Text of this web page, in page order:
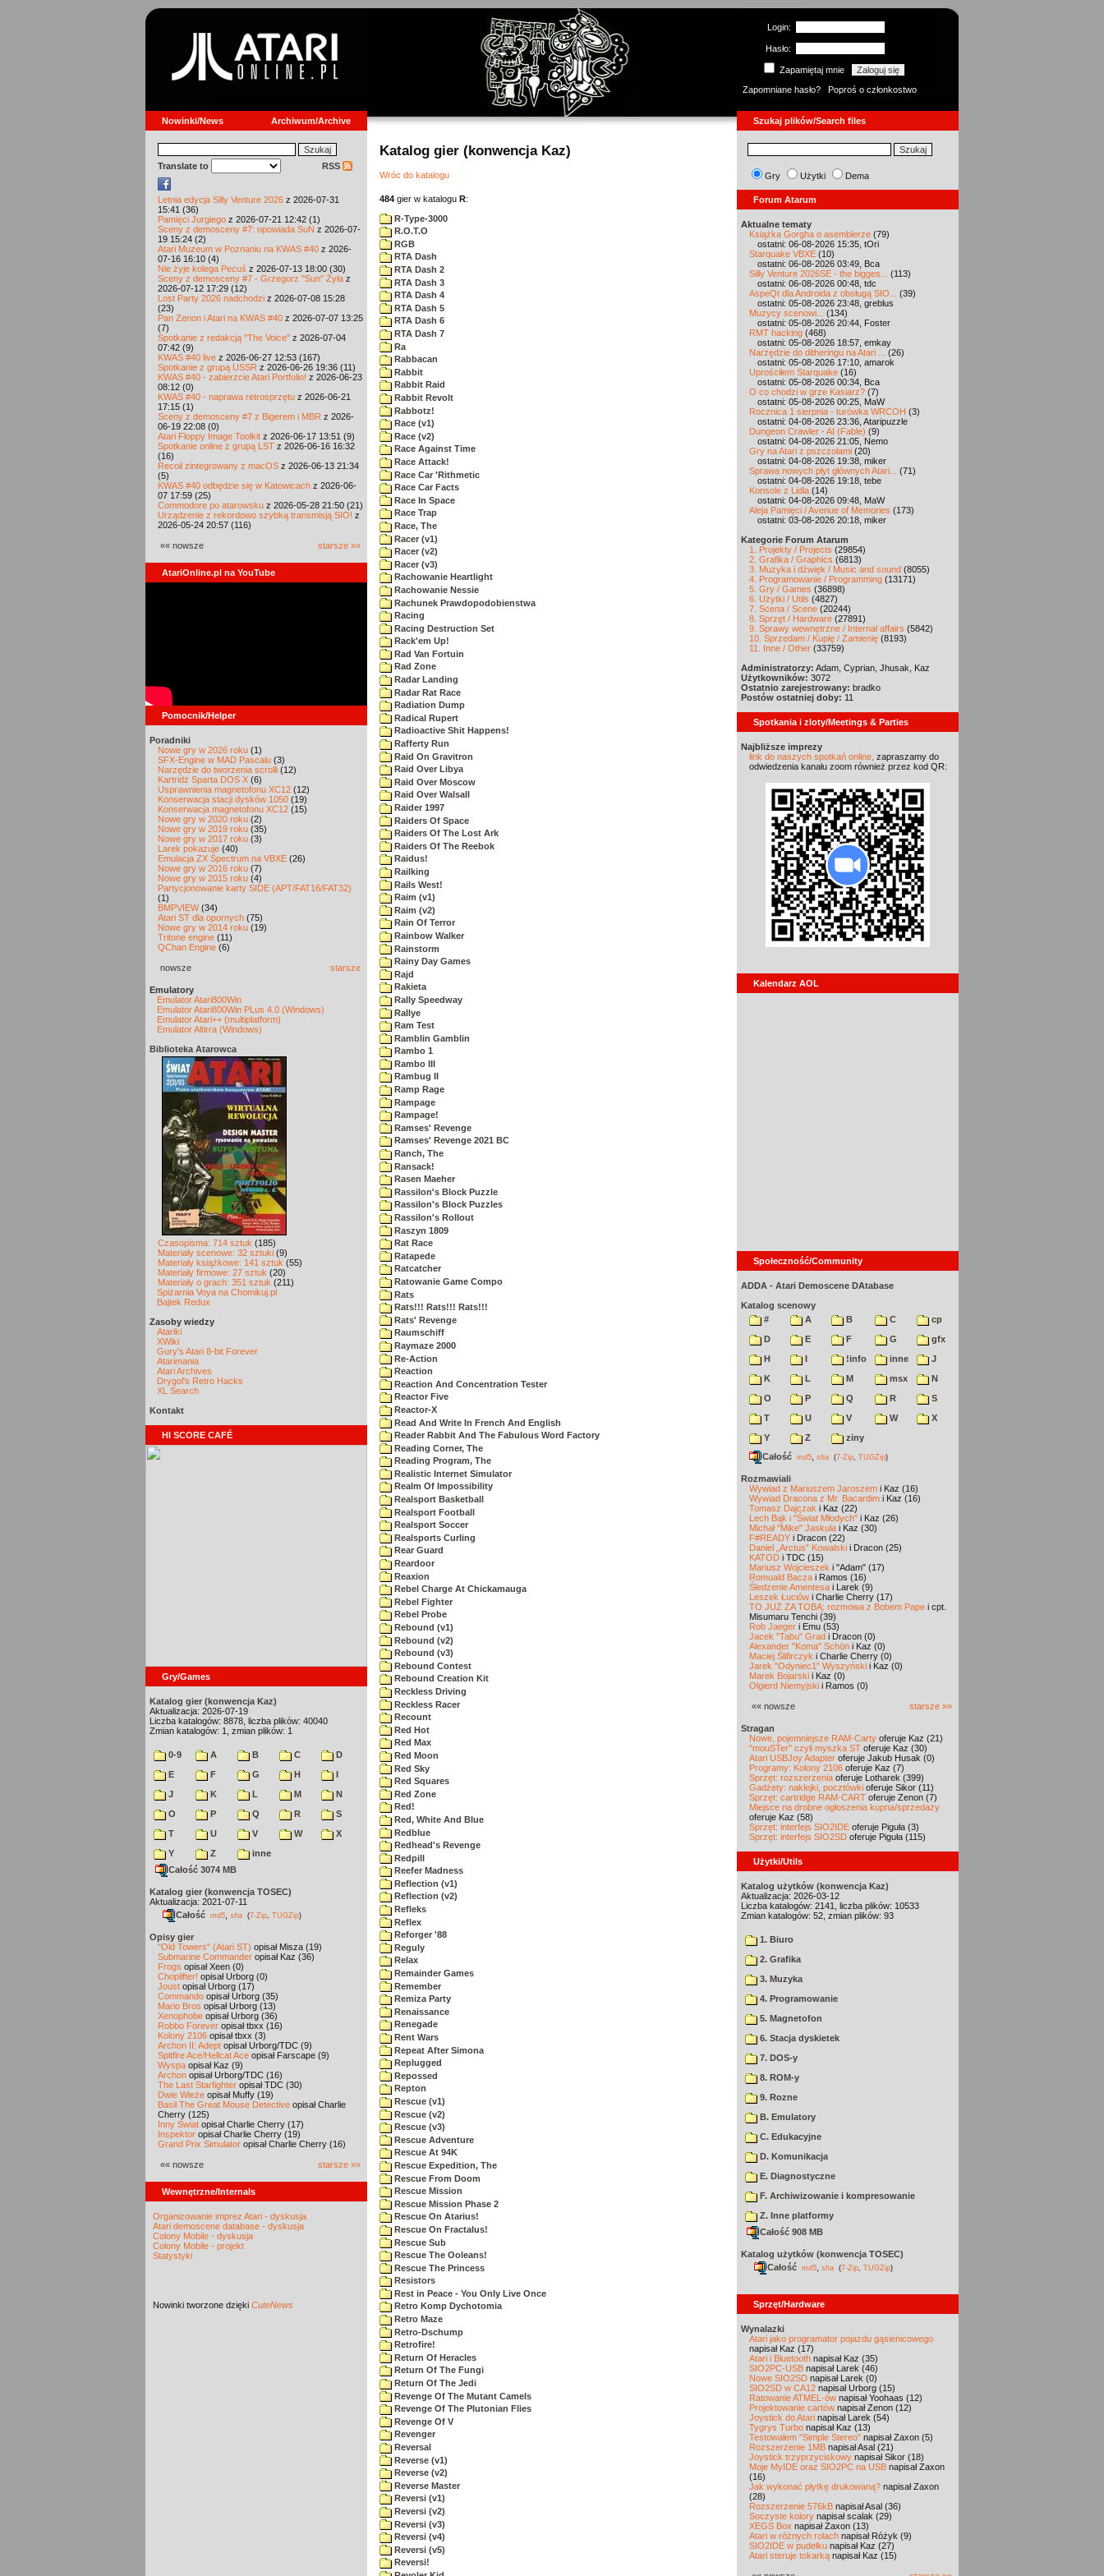
Login:
Hasło:
Zapamiętaj mnie
Zapomniane hasło?
Poproś o członkostwo
Nowinki/News Archiwum/Archive Szukaj plików/Search files
Translate to RSS
Letnia edycja Silly Venture 2026 z 2026-07-31
15:41 (36)
Pamięci Jurgiego z 2026-07-21 12:42 (1)
Sceny z demosceny #7: opowiada SuN z 2026-07-
19 15:24 (2)
Atari Muzeum w Poznaniu na KWAS #40 z 2026-
07-16 16:10 (4)
Nie żyje kolega Pecuś z 2026-07-13 18:00 (30)
Sceny z demosceny #7 - Grzegorz "Sun" Żyła z
2026-07-12 17:29 (12)
Lost Party 2026 nadchodzi z 2026-07-08 15:28
(23)
Pan Zenon i Atari na KWAS #40 z 2026-07-07 13:25
(7)
Spotkanie z redakcją "The Voice" z 2026-07-04
07:42 (9)
KWAS #40 live z 2026-06-27 12:53 (167)
Spotkanie z grupą USSR z 2026-06-26 19:36 (11)
KWAS #40 - zabierzcie Atari Portfolio! z 2026-06-23
08:12 (0)
KWAS #40 - naprawa retrosprzętu z 2026-06-21
17:15 (1)
Sceny z demosceny #7 z Bigerem i MBR z 2026-
06-19 22:08 (0)
Atari Floppy Image Toolkit z 2026-06-17 13:51 (9)
Spotkanie online z grupą LST z 2026-06-16 16:32
(16)
Recoil zintegrowany z macOS z 2026-06-13 21:34
(5)
KWAS #40 odbędzie się w Katowicach z 2026-06-
07 17:59 (25)
Commodore po atarowsku z 2026-05-28 21:50 (21)
Urządzenie z rekordowo szybką transmisją SIO! z
2026-05-24 20:57 (116)
«« nowsze starsze »»
AtariOnline.pl na YouTube
Pomocnik/Helper
Poradniki
Nowe gry w 2026 roku (1)
SFX-Engine w MAD Pascalu (3)
Narzędzie do tworzenia scrolli (12)
Kartridż Sparta DOS X (6)
Usprawnienia magnetofonu XC12 (12)
Konserwacja stacji dysków 1050 (19)
Konserwacja magnetofonu XC12 (15)
Nowe gry w 2020 roku (2)
Nowe gry w 2019 roku (35)
Nowe gry w 2017 roku (3)
Larek pokazuje (40)
Emulacja ZX Spectrum na VBXE (26)
Nowe gry w 2016 roku (7)
Nowe gry w 2015 roku (4)
Partycjonowanie karty SIDE (APT/FAT16/FAT32)
(1)
BMPVIEW(34)
Atari ST dla opornych (75)
Nowe gry w 2014 roku (19)
Tritone engine (11)
QChan Engine (6)
nowsze starsze
Emulatory
Emulator Atari800Win
Emulator Atari800Win PLus 4.0 (Windows)
Emulator Atari++ (multiplatform)
Emulator Altirra (Windows)
Biblioteka Atarowca
Czasopisma: 714 sztuk (185)
Materiały scenowe: 32 sztuki (9)
Materiały książkowe: 141 sztuk (55)
Materiały firmowe: 27 sztuk (20)
Materiały o grach: 351 sztuk (211)
Spiżarnia Voya na Chomikuj.pl
Bajtek Redux
Zasoby wiedzy
Atariki
XWiki
Gury's Atari 8-bit Forever
Atarimania
Atari Archives
Drygol's Retro Hacks
XL Search
Kontakt
HI SCORE CAFÉ
Gry/Games
Katalog gier (konwencja Kaz)
Aktualizacja: 2026-07-19
Liczba katalogów: 8878, liczba plików: 40040
Zmian katalogów: 1, zmian plików: 1
0-9 A B C
D
E
F G H
I
J
K L M
N
O
P Q R
S
T
U V W
X
Y
Z
inne
Całość 3074 MB
Katalog gier (konwencja TOSEC)
Aktualizacja: 2021-07-11
Całość md5 sha (7-Zip TUGZip)
Opisy gier
"Old Towers" (Atari ST) opisał Misza (19)
Submarine Commander opisał Kaz (36)
Frogs opisał Xeen (0)
Choplifter! opisał Urborg (0)
Joust opisał Urborg (17)
Commando opisał Urborg (35)
Mario Bros opisał Urborg (13)
Xenophobe opisał Urborg (36)
Robbo Forever opisał tbxx (16)
Kolony 2106 opisał tbxx (3)
Archon II: Adept opisał Urborg/TDC (9)
Spitfire Ace/Hellcat Ace opisał Farscape (9)
Wyspa opisał Kaz (9)
Archon opisał Urborg/TDC (16)
The Last Starfighter opisał TDC (30)
Dwie Wieże opisał Muffy (19)
Basil The Great Mouse Detective opisał Charlie
Cherry (125)
Inny Świat opisał Charlie Cherry (17)
Inspektor opisał Charlie Cherry (19)
Grand Prix Simulator opisał Charlie Cherry (16)
«« nowsze starsze »»
Wewnętrzne/Internals
Organizowanie imprez Atari - dyskusja
Atari demoscene database - dyskusja
Colony Mobile - dyskusja
Colony Mobile - projekt
Statystyki
Nowinki tworzone dzięki CuteNews
Katalog gier (konwencja Kaz)
Wróc do katalogu
484 gier w katalogu R:
R-Type-3000
R.O.T.O
RGB
RTA Dash
RTA Dash 2
RTA Dash 3
RTA Dash 4
RTA Dash 5
RTA Dash 6
RTA Dash 7
Ra
Rabbacan
Rabbit
Rabbit Raid
Rabbit Revolt
Rabbotz!
Race (v1)
Race (v2)
Race Against Time
Race Attack!
Race Car 'Rithmetic
Race Car Facts
Race In Space
Race Trap
Race, The
Racer (v1)
Racer (v2)
Racer (v3)
Rachowanie Heartlight
Rachowanie Nessie
Rachunek Prawdopodobienstwa
Racing
Racing Destruction Set
Rack'em Up!
Rad Van Fortuin
Rad Zone
Radar Landing
Radar Rat Race
Radiation Dump
Radical Rupert
Radioactive Shit Happens!
Rafferty Run
Raid On Gravitron
Raid Over Libya
Raid Over Moscow
Raid Over Walsall
Raider 1997
Raiders Of Space
Raiders Of The Lost Ark
Raiders Of The Reebok
Raidus!
Railking
Rails West!
Raim (v1)
Raim (v2)
Rain Of Terror
Rainbow Walker
Rainstorm
Rainy Day Games
Rajd
Rakieta
Rally Speedway
Rallye
Ram Test
Ramblin Gamblin
Rambo 1
Rambo III
Rambug II
Ramp Rage
Rampage
Rampage!
Ramses' Revenge
Ramses' Revenge 2021 BC
Ranch, The
Ransack!
Rasen Maeher
Rassilon's Block Puzzle
Rassilon's Block Puzzles
Rassilon's Rollout
Raszyn 1809
Rat Race
Ratapede
Ratcatcher
Ratowanie Game Compo
Rats
Rats!!! Rats!!! Rats!!!
Rats' Revenge
Raumschiff
Raymaze 2000
Re-Action
Reaction
Reaction And Concentration Tester
Reactor Five
Reactor-X
Read And Write In French And English
Reader Rabbit And The Fabulous Word Factory
Reading Corner, The
Reading Program, The
Realistic Internet Simulator
Realm Of Impossibility
Realsport Basketball
Realsport Football
Realsport Soccer
Realsports Curling
Rear Guard
Reardoor
Reaxion
Rebel Charge At Chickamauga
Rebel Fighter
Rebel Probe
Rebound (v1)
Rebound (v2)
Rebound (v3)
Rebound Contest
Rebound Creation Kit
Reckless Driving
Reckless Racer
Recount
Red Hot
Red Max
Red Moon
Red Sky
Red Squares
Red Zone
Red!
Red, White And Blue
Redblue
Redhead's Revenge
Redpill
Reefer Madness
Reflection (v1)
Reflection (v2)
Refleks
Reflex
Reforger '88
Reguly
Relax
Remainder Games
Remember
Remiza Party
Renaissance
Renegade
Rent Wars
Repeat After Simona
Replugged
Repossed
Repton
Rescue (v1)
Rescue (v2)
Rescue (v3)
Rescue Adventure
Rescue At 94K
Rescue Expedition, The
Rescue From Doom
Rescue Mission
Rescue Mission Phase 2
Rescue On Atarius!
Rescue On Fractalus!
Rescue Sub
Rescue The Ooleans!
Rescue The Princess
Resistors
Rest in Peace - You Only Live Once
Retro Komp Dychotomia
Retro Maze
Retro-Dschump
Retrofire!
Return Of Heracles
Return Of The Fungi
Return Of The Jedi
Revenge Of The Mutant Camels
Revenge Of The Plutonian Flies
Revenge Of V
Revenger
Reversal
Reverse (v1)
Reverse (v2)
Reverse Master
Reversi (v1)
Reversi (v2)
Reversi (v3)
Reversi (v4)
Reversi (v5)
Reversi!
Gry Użytki Dema
Forum Atarum
Aktualne tematy
Książka Gorgha o asemblerze (79)
ostatni: 06-08-2026 15:35, tOri
Starquake VBXE (10)
ostatni: 06-08-2026 03:49, Bca
Silly Venture 2026SE - the bigges...
(113)
ostatni: 06-08-2026 00:48, tdc
AspeQt dla Androida z obsługą SIO...
(39)
ostatni: 05-08-2026 23:48, greblus
Muzycy scenowi...
(134)
ostatni: 05-08-2026 20:44, Foster
RMT hacking (468)
ostatni: 05-08-2026 18:57, emkay
Narzędzie do ditheringu na Atari ...
(26)
ostatni: 05-08-2026 17:10, amarok
Uprościłem Starquake (16)
ostatni: 05-08-2026 00:34, Bca
O co chodzi w grze Kasiarz? (7)
ostatni: 05-08-2026 00:25, MaW
Rocznica 1 sierpnia - turówka WRCOH (3)
ostatni: 04-08-2026 23:36, Ataripuzzle
Dungeon Crawler - AI (Fable) (9)
ostatni: 04-08-2026 21:05, Nemo
Gry na Atari z pszczołami (20)
ostatni: 04-08-2026 19:38, miker
Sprawa nowych płyt głównych Atari...
(71)
ostatni: 04-08-2026 19:18, tebe
Konsole z Lidla (14)
ostatni: 04-08-2026 09:48, MaW
Aleja Pamięci / Avenue of Memories (173)
ostatni: 03-08-2026 20:18, miker
Kategorie Forum Atarum
1. Projekty / Projects (29854)
2. Grafika / Graphics (6813)
3. Muzyka i dźwięk / Music and sound (8055)
4. Programowanie / Programming (13171)
5. Gry / Games (36898)
6. Użytki / Utils (4827)
7. Scena / Scene (20244)
8. Sprzęt / Hardware (27891)
9. Sprawy wewnętrzne / Internal affairs (5842)
10. Sprzedam / Kupię / Zamienię (8193)
11. Inne / Other (33759)
Administratorzy: Adam, Cyprian, Jhusak, Kaz
Użytkowników: 3072
Ostatnio zarejestrowany: bradko
Postów ostatniej doby: 11
Spotkania i zloty/Meetings & Parties
Najbliższe imprezy
link do naszych spotkań online, zapraszamy do
odwiedzenia kanału zoom również przez kod QR:
Kalendarz AOL
Społeczność/Community
ADDA - Atari Demoscene DAtabase
Katalog scenowy
#
A B C
cp
D
E F G
gfx
H
I !info inne
J
K
L M msx
N
O
P Q R
S
T
U V W
X
Y
Z
ziny
Całość md5 sha (7-Zip TUGZip)
Rozmawiali
Wywiad z Mariuszem Jaroszem i Kaz (16)
Wywiad Dracona z Mr. Bacardim i Kaz (16)
Tomasz Dajczak i Kaz (22)
Lech Bąk i "Świat Młodych" i Kaz (26)
Michał "Mike" Jaskuła i Kaz (30)
F#READY i Dracon (22)
Daniel „Arctus” Kowalski i Dracon (25)
KATOD i TDC (15)
Mariusz Wojcieszek i "Adam" (17)
Romuald Bacza i Ramos (16)
Śledzenie Amentesa i Larek (9)
Leszek Łuciów i Charlie Cherry (17)
TO JUŻ ZA TOBĄ: rozmowa z Bobem Pape i cpt.
Misumaru Tenchi (39)
Rob Jaeger i Emu (53)
Jacek "Tabu" Grad i Dracon (0)
Alexander "Koma" Schön i Kaz (0)
Maciej Ślifirczyk i Charlie Cherry (0)
Jarek "Odyniec1" Wyszyński i Kaz (0)
Marek Bojarski i Kaz (0)
Olgierd Niemyjski i Ramos (0)
«« nowsze starsze »»
Stragan
Nowe, pojemniejsze RAM-Carty oferuje Kaz (21)
"mouSTer" czyli myszka ST oferuje Kaz (30)
Atari USBJoy Adapter oferuje Jakub Husak (0)
Programy: Kolony 2106 oferuje Kaz (7)
Sprzęt: rozszerzenia oferuje Lotharek (399)
Gadżety: naklejki, pocztówki oferuje Sikor (11)
Sprzęt: cartridge RAM-CART oferuje Zenon (7)
Miejsce na drobne ogłoszenia kupna/sprzedaży
oferuje Kaz (58)
Sprzęt: interfejs SIO2IDE oferuje Piguła (3)
Sprzęt: interfejs SIO2SD oferuje Piguła (115)
Użytki/Utils
Katalog użytków (konwencja Kaz)
Aktualizacja: 2026-03-12
Liczba katalogów: 2141, liczba plików: 10533
Zmian katalogów: 52, zmian plików: 93
1. Biuro
2. Grafika
3. Muzyka
4. Programowanie
5. Magnetofon
6. Stacja dyskietek
7. DOS-y
8. ROM-y
9. Rozne
B. Emulatory
C. Edukacyjne
D. Komunikacja
E. Diagnostyczne
F. Archiwizowanie i kompresowanie
Z. Inne platformy
Całość 908 MB
Katalog użytków (konwencja TOSEC)
Całość md5 sha (7-Zip TUGZip)
Sprzęt/Hardware
Wynalazki
Atari jako programator pojazdu gąsienicowego
napisał Kaz (17)
Atari i Bluetooth napisał Kaz (35)
SIO2PC-USB napisał Larek (46)
Nowe SIO2SD napisał Larek (0)
SIO2SD w CA12 napisał Urborg (15)
Ratowanie ATMEL-ów napisał Yoohaas (12)
Projektowanie cartów napisał Zenon (12)
Joystick do Atari napisał Larek (54)
Tygrys Turbo napisał Kaz (13)
Testowałem "Simple Stereo" napisał Zaxon (5)
Rozszerzenie 1MB napisał Asal (21)
Joystick trzyprzyciskowy napisał Sikor (18)
Moje MyIDE oraz SIO2PC na USB napisał Zaxon
(16)
Jak wykonać płytkę drukowaną? napisał Zaxon
(28)
Rozszerzenie 576kB napisał Asal (36)
Soczyste kolory napisał scalak (29)
XEGS Box napisał Zaxon (13)
Atari w różnych rolach napisał Różyk (9)
SIO2IDE w pudełku napisał Kaz (27)
Atari steruje tokarką napisał Kaz (15)